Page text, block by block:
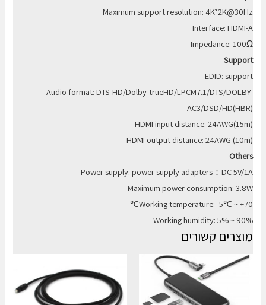
Maximum support resolution: 4K*2K@30Hz
Interface: HDMI-A
Impedance: 100Ω
Support
EDID: support
Audio format: DTS-HD/Dolby-trueHD/LPCM7.1/DTS/DOLBY-
AC3/DSD/HD(HBR)
HDMI input distance: 24AWG(15m)
HDMI output distance: 24AWG (10m)
Others
Power supply: power supply adapters：DC 5V/1A
Maximum power consumption: 3.8W
Working temperature: -5℃ ~ +70℃
Working humidity: 5% ~ 90%
מוצרים קשורים